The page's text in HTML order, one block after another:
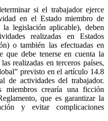
si el trabajador ejerce
en el Estado miembro de
legislación aplicable), deben
realizadas en Estados
o también las efectuadas en
que debe tenerse en cuenta la
realizadas en terceros países,
previsto en el artículo 14.8
de actividades del trabajador.
crearía una ficción
que es garantizar la
y evitar complicaciones